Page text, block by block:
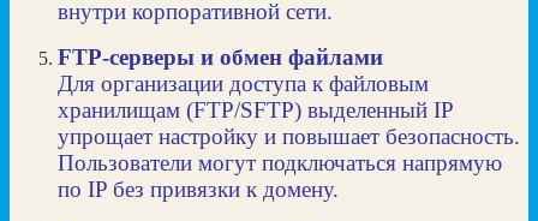
внутри корпоративной сети.
FTP‑серверы и обмен файлами
Для организации доступа к файловым
хранилищам (FTP/SFTP) выделенный IP
упрощает настройку и повышает безопасность.
Пользователи могут подключаться напрямую
по IP без привязки к домену.